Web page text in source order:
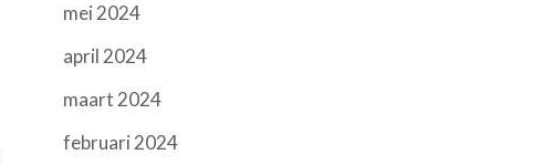
mei 2024
april 2024
maart 2024
februari 2024